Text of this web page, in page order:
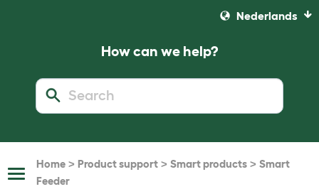
Nederlands
How can we help?
Toggle
Home > Product support > Smart products > Smart
Feeder